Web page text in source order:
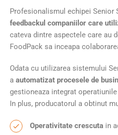
Profesionalismul echipei Senior
feedbackul companiilor care
cateva dintre aspectele care au
FoodPack sa inceapa
Odata cu utilizarea sistemului
a automatizat procesele de
gestioneaza integrat
In plus, producatorul a obtinut
Operativitate crescuta in